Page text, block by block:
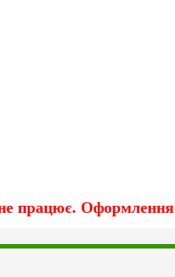
працює. Оформлення